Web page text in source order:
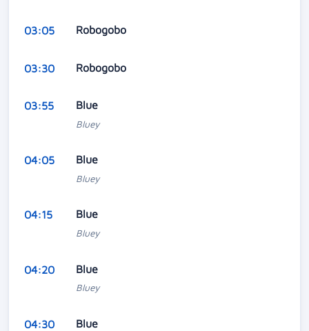
03:05 Robogobo
03:30 Robogobo
03:55 Blue
Bluey
04:05 Blue
Bluey
04:15 Blue
Bluey
04:20 Blue
Bluey
04:30 Blue